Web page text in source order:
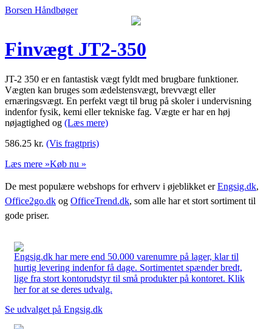
Borsen Håndbøger
Finvægt JT2-350
JT-2 350 er en fantastisk vægt fyldt med brugbare funktioner.
Vægten kan bruges som ædelstensvægt, brevvægt eller
ernæringsvægt. En perfekt vægt til brug på skoler i undervisning
indenfor fysik, kemi eller tekniske fag. Vægte er har en høj
nøjagtighed og (Læs mere)
586.25 kr. (Vis fragtpris)
Læs mere »Køb nu »
De mest populære webshops for erhverv i øjeblikket erEngsig.dk,
Office2go.dk og OfficeTrend.dk, som alle har et stort sortiment til
gode priser.
Engsig.dk har mere end 50.000 varenumre på lager, klar til
hurtig levering indenfor få dage. Sortimentet spænder bredt,
lige fra stort kontorudstyr til små produkter på kontoret. Klik
her for at se deres udvalg.
Se udvalget på Engsig.dk